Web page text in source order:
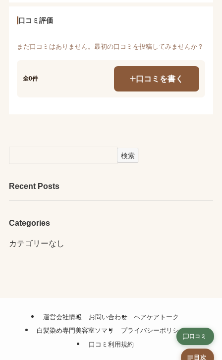
口コミ評価
まだ口コミはありません。最初の口コミを投稿してみませんか？
全0件 口コミを書く
検索
Recent Posts
Categories
カテゴリーなし
運営会社情報 お問い合わせ
ヘアケアトーク
白髪染め専門美容室ソマリ
プライバシーポリシー
口コミ利用規約
口コミ
目次